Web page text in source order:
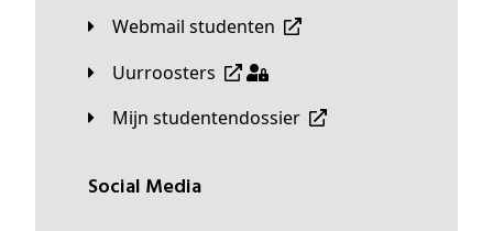
Webmail studenten
Uurroosters
Mijn studentendossier
Social Media